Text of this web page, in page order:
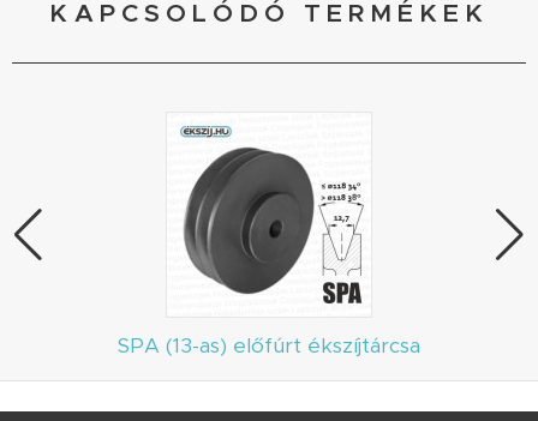
KAPCSOLÓDÓ TERMÉKEK
SPA (13-as) előfúrt ékszíjtárcsa